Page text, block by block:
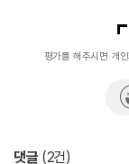
평가를 해주시면 개
댓글 (2건)